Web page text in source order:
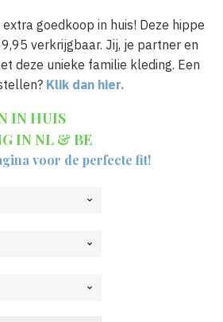
goedkoop in huis! Deze hippe
verkrijgbaar. Jij, je partner en
deze unieke familie kleding. Een
Klik dan hier.
IN HUIS
IN NL & BE
voor de perfecte fit!